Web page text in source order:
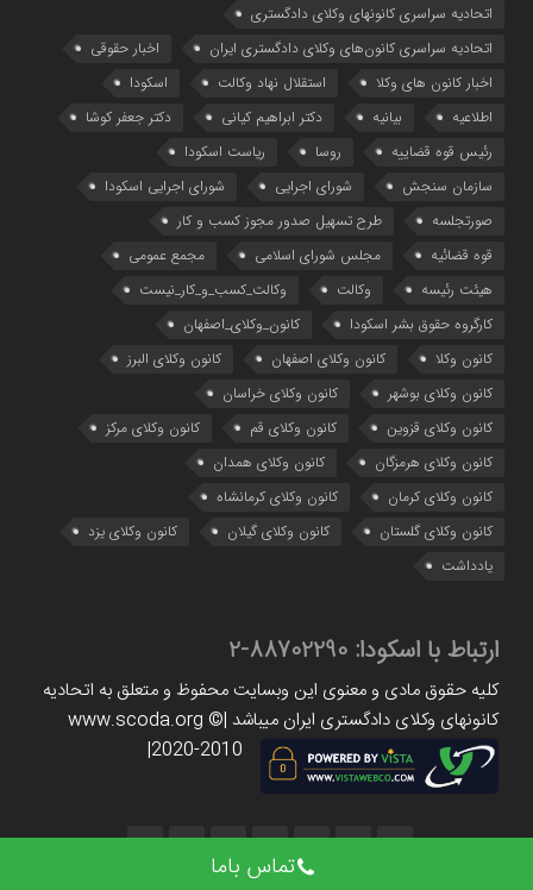
اتحادیه سراسری کانونهای وکلای دادگستری
اتحادیه سراسری کانون‌های وکلای دادگستری ایران
اخبار حقوقی
اخبار کانون های وکلا
استقلال نهاد وکالت
اسکودا
اطلاعیه
بیانیه دکتر ابراهیم کیانی
دکتر جعفر کوشا
رئیس قوه قضاییه
روسا
ریاست اسکودا
سازمان سنجش
شورای اجرایی
شورای اجرایی اسکودا
صورتجلسه
طرح تسهیل صدور مجوز کسب و کار
قوه قضائیه
مجلس شورای اسلامی
مجمع عمومی
هیئت رئیسه
وکالت
وکالت_کسب_و_کار_نیست
کارگروه حقوق بشر اسکودا
کانون_وکلای_اصفهان
کانون وکلا
کانون وکلای اصفهان
کانون وکلای البرز
کانون وکلای بوشهر
کانون وکلای خراسان
کانون وکلای قزوین
کانون وکلای قم
کانون وکلای مرکز
کانون وکلای هرمزگان
کانون وکلای همدان
کانون وکلای کرمان
کانون وکلای کرمانشاه
کانون وکلای گلستان
کانون وکلای گیلان
کانون وکلای یزد
یادداشت
ارتباط با اسکودا: 88702290-2
کلیه حقوق مادی و معنوی این وبسایت محفوظ و متعلق به اتحادیه
کانونهای وکلای دادگستری ایران میباشد |www.scoda.org ©
2020-2010|
تماس باما